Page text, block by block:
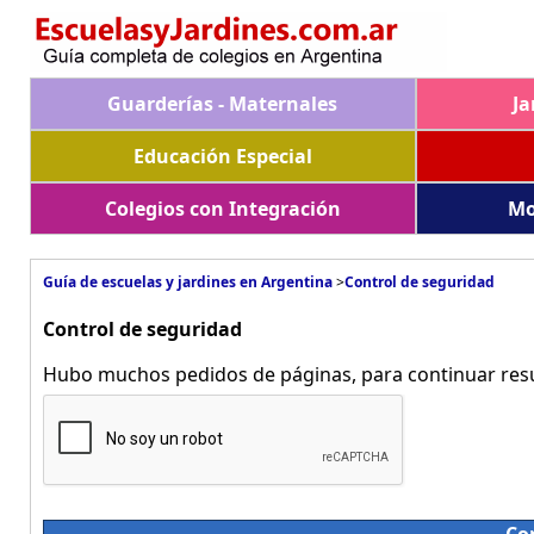
Guarderías - Maternales
Educación Especial
Colegios con Integración
Guía de escuelas y jardines en Argentina>Control de seguridad
Control de seguridad
Hubo muchos pedidos de páginas, para continuar